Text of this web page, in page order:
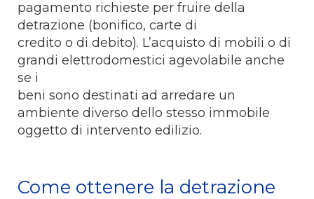
pagamento richieste per fruire della
detrazione (bonifico, carte di
credito o di debito). L’acquisto di mobili o di
grandi elettrodomestici agevolabile anche
se i
beni sono destinati ad arredare un
ambiente diverso dello stesso immobile
oggetto di intervento edilizio.
Come ottenere la detrazione